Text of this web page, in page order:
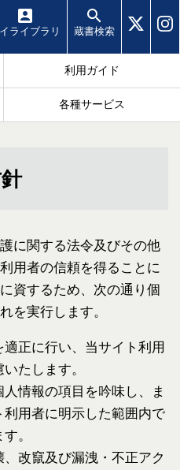
ライブラリ 蔵書検索
利用ガイド
各種サービス
に関する法令及びその他
用者の信頼を得ることに
資するため、次の通り個
を実行します。
正に行い、当サイト利用
たします。
情報の項目を吟味し、ま
用者に明示した範囲内で
。
改竄及び漏洩・不正アク